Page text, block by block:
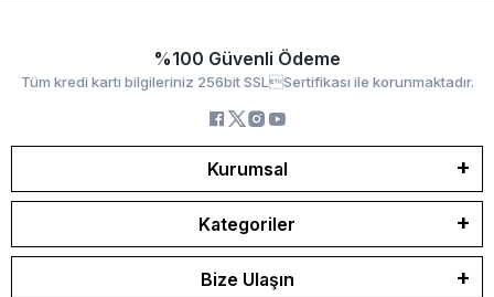
%100 Güvenli Ödeme
Tüm kredi kartı bilgileriniz 256bit SSLSertifikası ile korunmaktadır.
Kurumsal
Kategoriler
Bize Ulaşın